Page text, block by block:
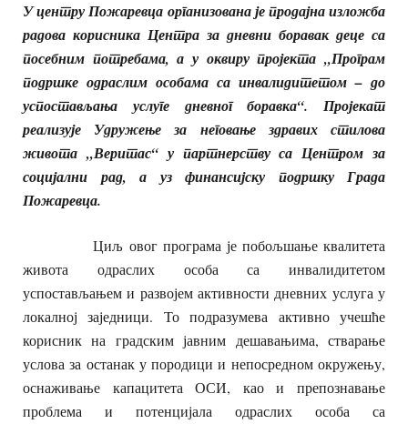
У центру Пожаревца организована је продајна изложба
радова корисника Центра за дневни боравак деце са
посебним потребама, а у оквиру пројекта „Програм
подршке одраслим особама са инвалидитетом – до
успостављања услуге дневног боравка“. Пројекат
реализује Удружење за неговање здравих стилова
живота „Веритас“ у партнерству са Центром за
социјални рад, а уз финансијску подршку Града
Пожаревца.
Циљ овог програма је побољшање квалитета
живота одраслих особа са инвалидитетом
успостављањем и развојем активности дневних услуга у
локалној заједници. То подразумева активно учешће
корисник на градским јавним дешавањима, стварање
услова за останак у породици и непосредном окружењу,
оснаживање капацитета ОСИ, као и препознавање
проблема и потенцијала одраслих особа са